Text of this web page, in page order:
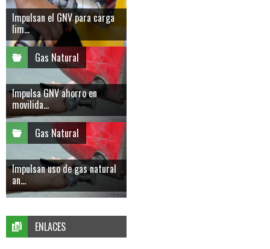
Impulsan el GNV para carga
lim...
Gas Natural
Impulsa GNV ahorro en
movilida...
Gas Natural
Impulsan uso de gas natural
an...
ENLACES